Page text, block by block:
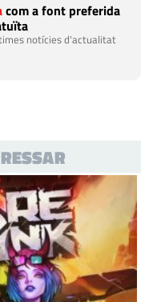
com a font preferida
notícies d'actualitat